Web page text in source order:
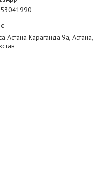
Астана Караганда 9а, Астана,